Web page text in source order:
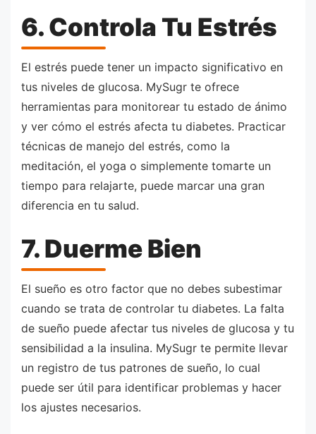
6. Controla Tu Estrés
El estrés puede tener un impacto significativo en
tus niveles de glucosa. MySugr te ofrece
herramientas para monitorear tu estado de ánimo
y ver cómo el estrés afecta tu diabetes. Practicar
técnicas de manejo del estrés, como la
meditación, el yoga o simplemente tomarte un
tiempo para relajarte, puede marcar una gran
diferencia en tu salud.
7. Duerme Bien
El sueño es otro factor que no debes subestimar
cuando se trata de controlar tu diabetes. La falta
de sueño puede afectar tus niveles de glucosa y tu
sensibilidad a la insulina. MySugr te permite llevar
un registro de tus patrones de sueño, lo cual
puede ser útil para identificar problemas y hacer
los ajustes necesarios.